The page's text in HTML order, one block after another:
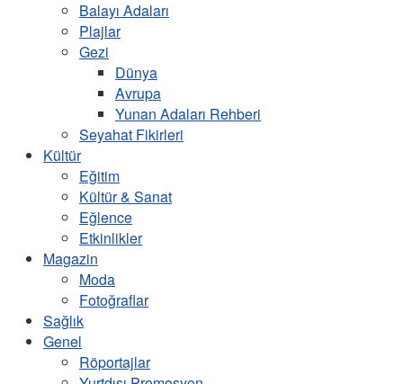
Balayı Adaları
Plajlar
Gezi
Dünya
Avrupa
Yunan Adaları Rehberi
Seyahat Fikirleri
Kültür
Eğitim
Kültür & Sanat
Eğlence
Etkinlikler
Magazin
Moda
Fotoğraflar
Sağlık
Genel
Röportajlar